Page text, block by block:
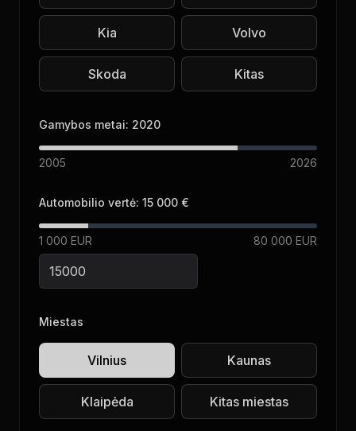
Kia Volvo
Skoda Kitas
Gamybos metai: 2020
2005 2026
Automobilio vertė: 15 000 €
1 000 EUR 80 000 EUR
Miestas
Vilnius Kaunas
Klaipėda Kitas miestas